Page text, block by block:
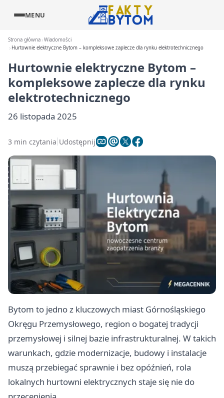
MENU
Strona główna Wiadomości
Hurtownie elektryczne Bytom – kompleksowe zaplecze dla rynku elektrotechnicznego
Hurtownie elektryczne Bytom –
kompleksowe zaplecze dla rynku
elektrotechnicznego
26 listopada 2025
3 min czytania Udostępnij
Bytom to jedno z kluczowych miast Górnośląskiego
Okręgu Przemysłowego, region o bogatej tradycji
przemysłowej i silnej bazie infrastrukturalnej. W takich
warunkach, gdzie modernizacje, budowy i instalacje
muszą przebiegać sprawnie i bez opóźnień, rola
lokalnych hurtowni elektrycznych staje się nie do